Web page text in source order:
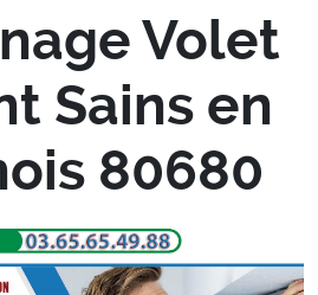
Volet
Sains en
80680